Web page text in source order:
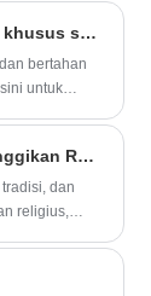
buatan
terhadap hobi
Apa yang menjadikan lencana jasa logam khusus sebagai solusi ideal untuk kebutuhan penghargaan Anda?
bertahan
untuk
Mengapa Memilih Salib Kayu Untuk Meninggikan Ruang dan Koneksi Spiritual Anda?
dan
religius,